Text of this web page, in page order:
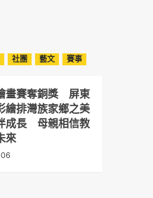
社團 藝文 賽事
畫賽奪銅獎 屏東
繪排灣族家鄉之美
成長 母親相信教
來